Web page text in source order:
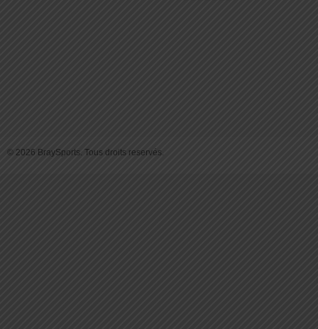
© 2026 BraySports. Tous droits reservés.